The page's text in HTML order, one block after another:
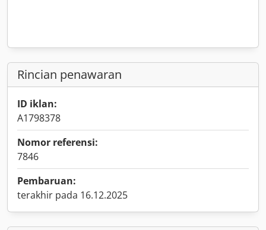
Rincian penawaran
ID iklan:
A1798378
Nomor referensi:
7846
Pembaruan:
terakhir pada 16.12.2025